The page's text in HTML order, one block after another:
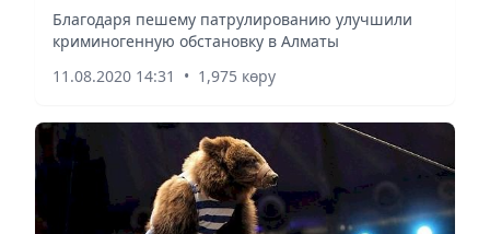
года
Благодаря пешему патрулированию улучшили
криминогенную обстановку в Алматы
11.08.2020 14:31
• 1,975 көру